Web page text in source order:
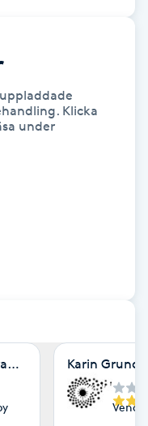
Klicka
under
Coaching Täby
Karin